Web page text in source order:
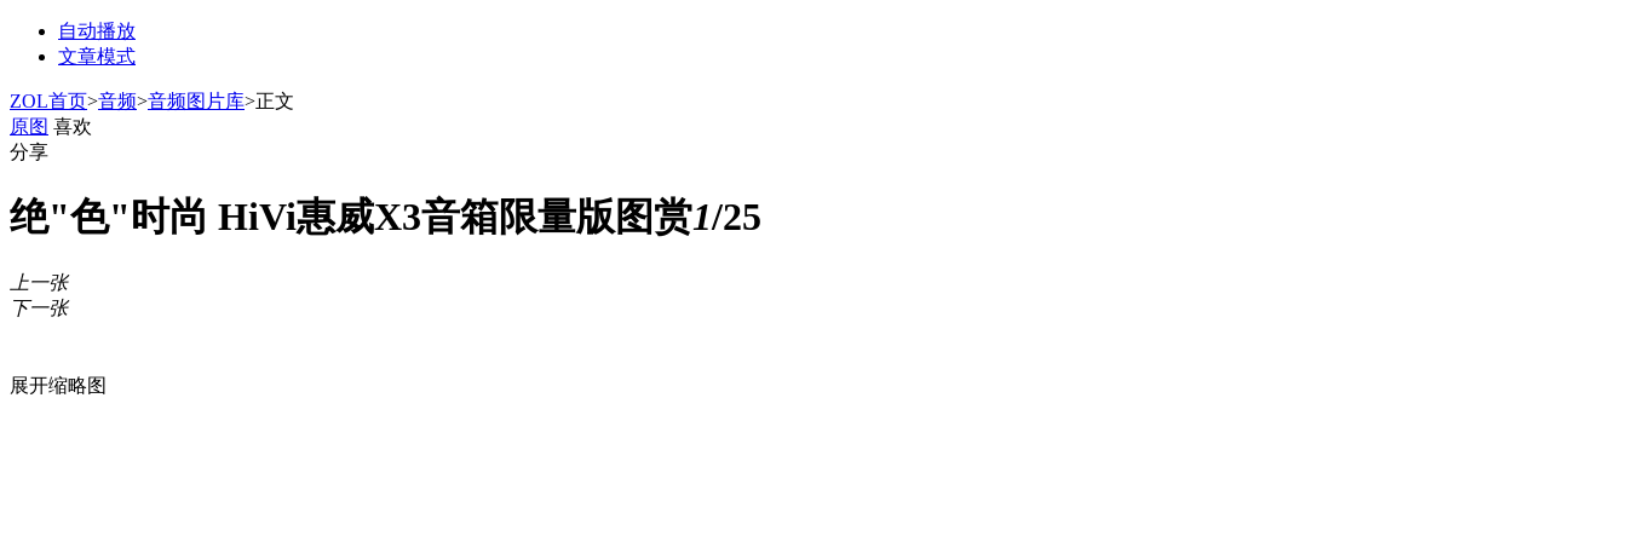
自动播放
文章模式
ZOL首页>音频>音频图片库>正文
原图 喜欢
分享
绝"色"时尚 HiVi惠威X3音箱限量版图赏1/25
上一张
下一张
展开缩略图